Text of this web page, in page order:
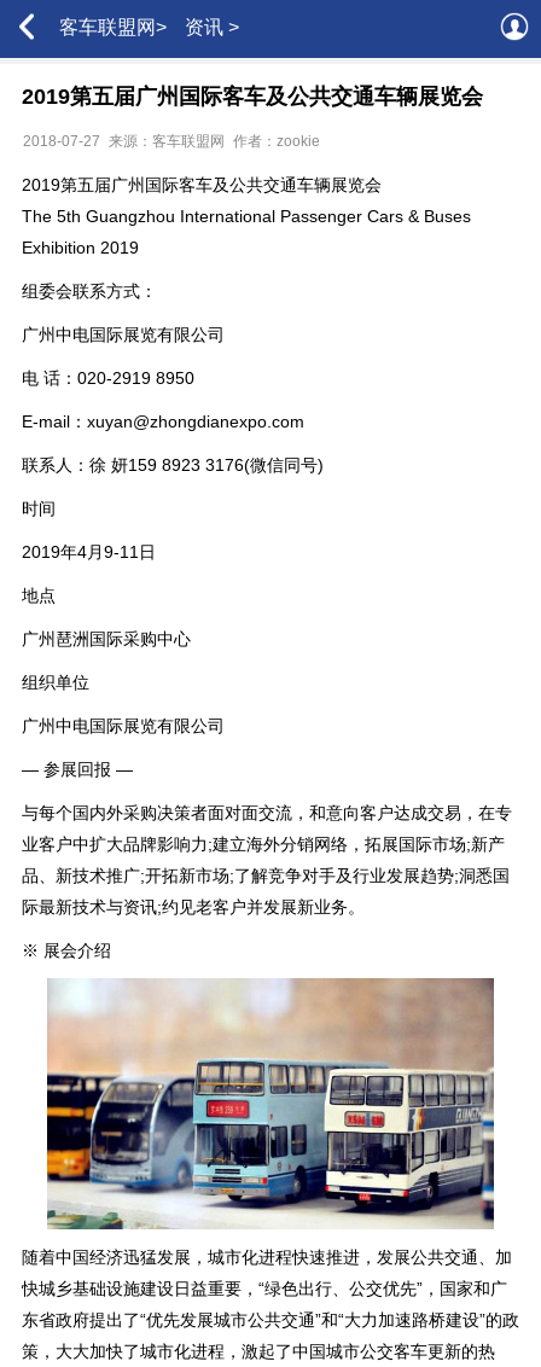
客车联盟网> 资讯 >
2019第五届广州国际客车及公共交通车辆展览会
2018-07-27 来源：客车联盟网 作者：zookie
2019第五届广州国际客车及公共交通车辆展览会
The 5th Guangzhou International Passenger Cars & Buses
Exhibition 2019
组委会联系方式：
广州中电国际展览有限公司
电 话：020-2919 8950
E-mail：xuyan@zhongdianexpo.com
联系人：徐 妍159 8923 3176(微信同号)
时间
2019年4月9-11日
地点
广州琶洲国际采购中心
组织单位
广州中电国际展览有限公司
— 参展回报 —
与每个国内外采购决策者面对面交流，和意向客户达成交易，在专
业客户中扩大品牌影响力;建立海外分销网络，拓展国际市场;新产
品、新技术推广;开拓新市场;了解竞争对手及行业发展趋势;洞悉国
际最新技术与资讯;约见老客户并发展新业务。
※ 展会介绍
随着中国经济迅猛发展，城市化进程快速推进，发展公共交通、加
快城乡基础设施建设日益重要，“绿色出行、公交优先”，国家和广
东省政府提出了“优先发展城市公共交通”和“大力加速路桥建设”的政
策，大大加快了城市化进程，激起了中国城市公交客车更新的热